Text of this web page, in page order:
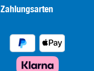
Zahlungsarten